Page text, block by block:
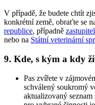
V případě, že budete chtít
konkrétní země, obraťte se
republice, případně
nebo na Státní veterinární
9. Kde, s kým a kdy
Pas zvířete v
schválený soukromý
aktualizovaný